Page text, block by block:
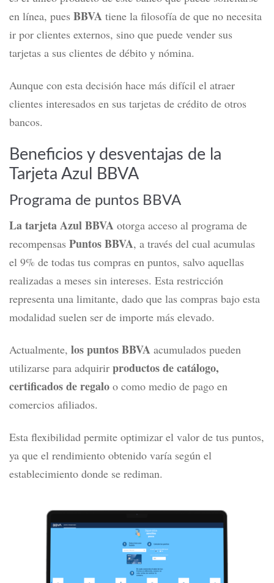
en línea, pues BBVA tiene la filosofía de que no necesita
ir por clientes externos, sino que puede vender sus
tarjetas a sus clientes de débito y nómina.
Aunque con esta decisión hace más difícil el atraer
clientes interesados en sus tarjetas de crédito de otros
bancos.
Beneficios y desventajas de la
Tarjeta Azul BBVA
Programa de puntos BBVA
La tarjeta Azul BBVA otorga acceso al programa de
recompensas Puntos BBVA, a través del cual acumulas
el 9% de todas tus compras en puntos, salvo aquellas
realizadas a meses sin intereses. Esta restricción
representa una limitante, dado que las compras bajo esta
modalidad suelen ser de importe más elevado.
Actualmente, los puntos BBVA acumulados pueden
utilizarse para adquirir productos de catálogo,
certificados de regalo o como medio de pago en
comercios afiliados.
Esta flexibilidad permite optimizar el valor de tus puntos,
ya que el rendimiento obtenido varía según el
establecimiento donde se rediman.